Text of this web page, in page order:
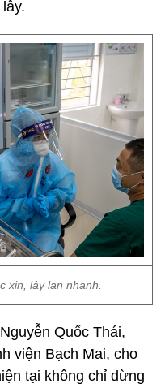
xin, lây lan nhanh.
Quốc Thái,
viện Bạch Mai, cho
tại không chỉ dừng